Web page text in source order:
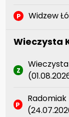
P Widzew
Wieczysta
Z
P